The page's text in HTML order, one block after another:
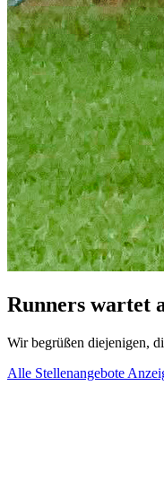
Runners wartet
Wir begrüßen diejenigen,
Alle Stellenangebote